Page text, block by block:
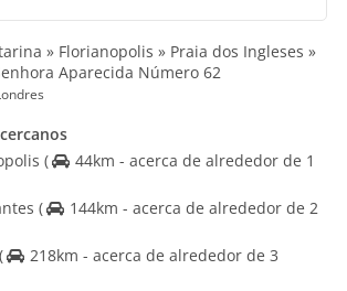
» Florianopolis » Praia dos Ingleses »
Aparecida Número 62
(
44km - acerca de alrededor de 1
(
144km - acerca de alrededor de 2
(
218km - acerca de alrededor de 3